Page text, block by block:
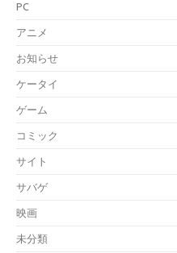
PC
アニメ
お知らせ
ケータイ
ゲーム
コミック
サイト
サバゲ
映画
未分類